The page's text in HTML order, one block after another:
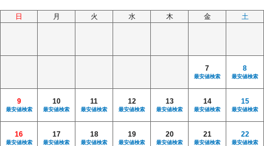
日 月 火 水 木 金 土
7
最安値検索
8
最安値検索
9
最安値検索
10
最安値検索
11
最安値検索
12
最安値検索
13
最安値検索
14
最安値検索
15
最安値検索
16
最安値検索
17
最安値検索
18
最安値検索
19
最安値検索
20
最安値検索
21
最安値検索
22
最安値検索